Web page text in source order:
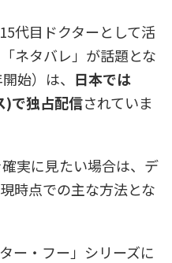
代目ドクターとして活
ネタバレ」が話題とな
始）は、 日本では
)で独占配信されていま
実に見たい場合は、デ
時点での主な方法とな
ー・フー」シリーズに